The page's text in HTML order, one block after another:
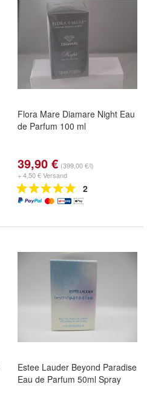
Flora Mare Diamare Night Eau
de Parfum 100 ml
39,90 € (399,00 €/l)
+ 4,50 € Versand
2
Estee Lauder Beyond Paradise
Eau de Parfum 50ml Spray